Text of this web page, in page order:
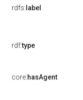
rdfs: label
rdf:type
core:hasAgent